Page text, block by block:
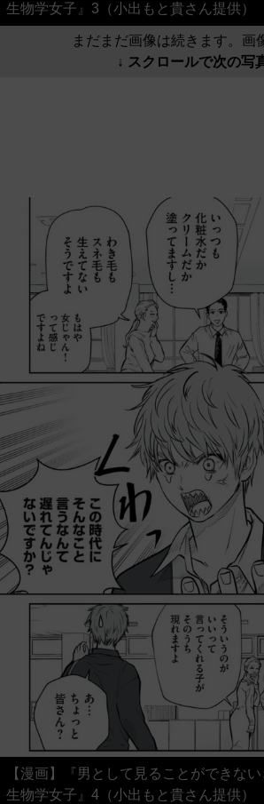
生物学女子』3（小出もと貴さん提供）
まだまだ画像は続きます。画
↓ スクロールで次の写
【漫画】『男として見ることができな
生物学女子』4（小出もと貴さん提供）